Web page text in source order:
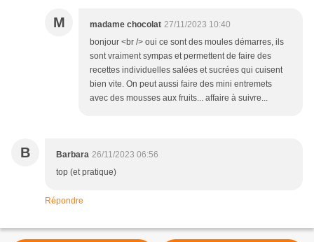
M madame chocolat 27/11/2023 10:40
bonjour <br /> oui ce sont des moules démarres, ils
sont vraiment sympas et permettent de faire des
recettes individuelles salées et sucrées qui cuisent
bien vite. On peut aussi faire des mini entremets
avec des mousses aux fruits... affaire à suivre...
B Barbara 26/11/2023 06:56
top (et pratique)
Répondre